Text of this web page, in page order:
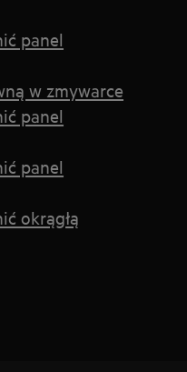
panel
w zmywarce
panel
panel
okrągłą